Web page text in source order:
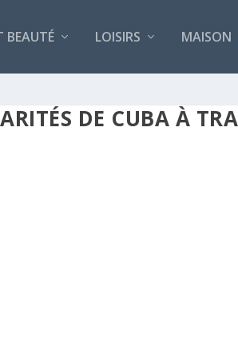
BEAUTÉ LOISIRS MAISON
DE CUBA À